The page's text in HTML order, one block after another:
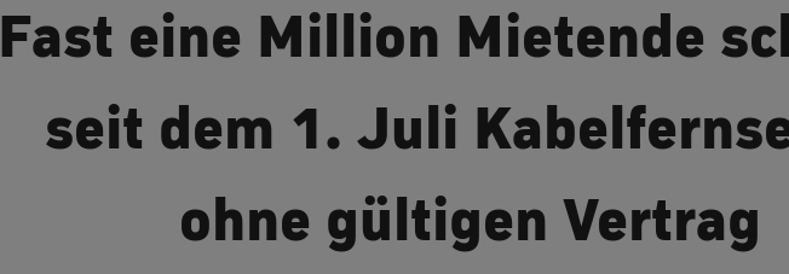
Fast eine Million Mietende
seit dem 1. Juli
ohne gültigen Vertrag